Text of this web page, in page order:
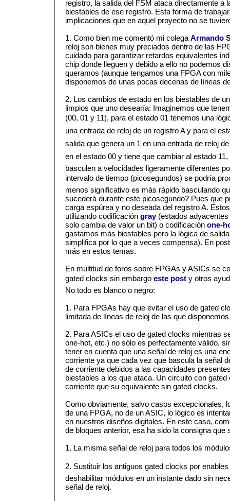
registro, la salida del FSM ataca directamente a
biestables de ese registro. Esta forma de
implicaciones que en aquel proyecto no se
1. Como bien me comentó mi colega Armando
reloj son bienes muy preciados dentro de las
cuidado para garantizar retardos equivalentes
chip donde lleguen y debido a ello no podemos
queramos (aunque tengamos una FPGA con
disponemos de unas pocas decenas de líneas
2. Los cambios de estado en los biestables de
limpios que uno desearía: Imaginemos que
(00, 01 y 11), para el estado 01 tenemos una
una entrada de reloj de un registro A y para el
salida que genera un 1 en una entrada de reloj
en el estado 00 y tiene que cambiar al estado
basculen a velocidades ligeramente diferentes
intervalo de tiempo (picosegundos) se podría
menos significativo es más rápido basculando
sucederá durante este picosegundo? Pues que
carga espúrea y no deseada del registro A.
utilizando codificación gray(estados adyacentes
solo cambia de valor un bit) o codificación one-
gastamos más biestables pero la lógica de
simplifica por lo que a veces compensa). En
más en estos temas.
En multitud de foros sobre FPGAs y ASICs se
gated clocks sin embargo este post y otros
No todo es blanco o negro:
1. Para FPGAs hay que evitar el uso de gated
limitada de líneas de reloj de las que
2. Para ASICs el uso de gated clocks mientras
one-hot, etc.) no sólo es perfectamente válido,
tener en cuenta que una señal de reloj es una
corriente ya que cada vez que bascula la señal
de corriente debidos a las capacidades
biestables a los que ataca. Un circuito con
corriente que su equivalente sin gated clocks.
Como obviamente, salvo casos excepcionales,
de una FPGA, no de un ASIC, lo lógico es
en nuestros diseños digitales. En este caso,
de bloques anterior, esa ha sido la consigna que
1. La misma señal de reloj para todos los
2. Sustituir los antiguos gated clocks por
deshabilitar módulos en un instante dado sin
señal de reloj.